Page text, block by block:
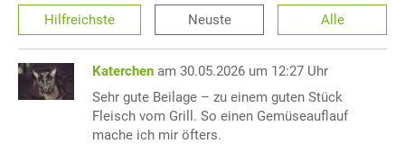
Hilfreichste Neuste Alle
Katerchen am 30.05.2026 um 12:27 Uhr
Sehr gute Beilage – zu einem guten Stück
Fleisch vom Grill. So einen Gemüseauflauf
mache ich mir öfters.